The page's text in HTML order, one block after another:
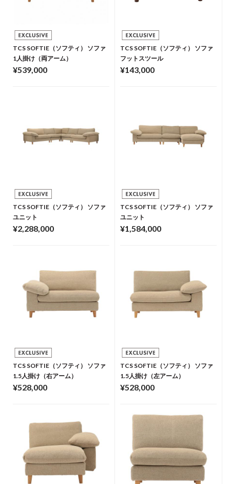
TCS SOFTIE（ソフティ） ソファ
1人掛け（両アーム）
¥539,000
TCS SOFTIE（ソフティ） ソファ
フットスツール
¥143,000
TCS SOFTIE（ソフティ） ソファ
ユニット
¥2,288,000
TCS SOFTIE（ソフティ） ソファ
ユニット
¥1,584,000
TCS SOFTIE（ソフティ） ソファ
1.5人掛け（右アーム）
¥528,000
TCS SOFTIE（ソフティ） ソファ
1.5人掛け（左アーム）
¥528,000